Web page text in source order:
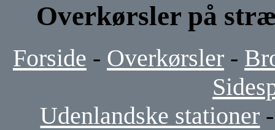
Overkørsler på
Forside - Overkørsler -
Udenlandske stationer